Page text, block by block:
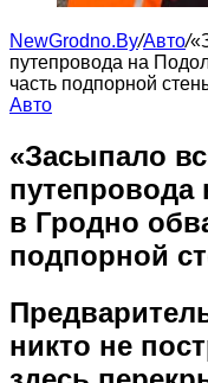
NewGrodno.By/Авто/
путепровода на
часть подпорной
Авто
«Засыпало
путепровода
в Гродно
подпорной
никто не